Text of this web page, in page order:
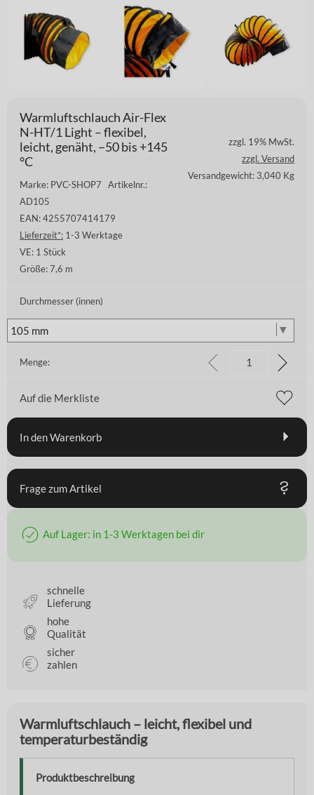
Warmluftschlauch Air-Flex
N-HT/1 Light – flexibel,
leicht, genäht, −50 bis +145
°C
Marke: PVC-SHOP7 Artikelnr.:
AD105
EAN: 4255707414179
Lieferzeit*: 1-3 Werktage
VE: 1 Stück
Größe:7,6 m
zzgl. 19% MwSt.
zzgl. Versand
Versandgewicht: 3,040 Kg
Durchmesser (innen)
Menge:
Auf die Merkliste
In den Warenkorb
Frage zum Artikel
Auf Lager: in 1-3 Werktagen bei dir
schnelle
Lieferung
hohe
Qualität
sicher
zahlen
Warmluftschlauch – leicht, flexibel und
temperaturbeständig
Produktbeschreibung